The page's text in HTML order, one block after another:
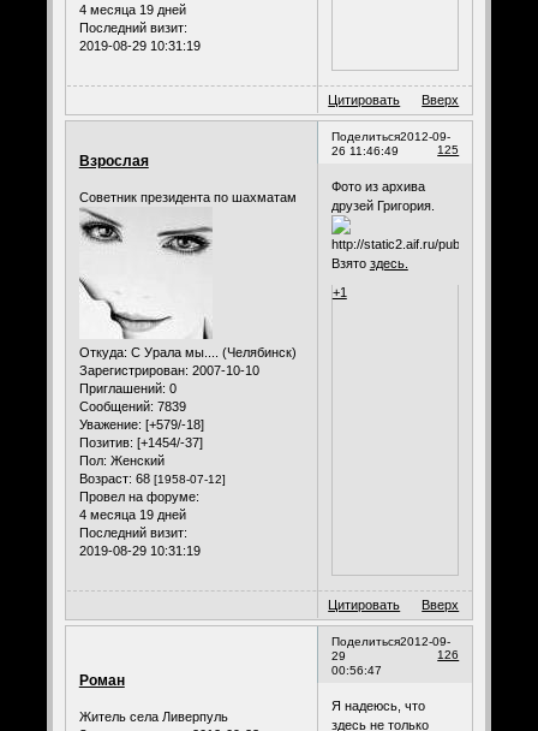
4 месяца 19 дней
Последний визит:
2019-08-29 10:31:19
Цитировать Вверх
Поделиться
125
2012-09-
26 11:46:49
Взрослая
Советник президента по шахматам
Откуда: С Урала мы.... (Челябинск)
Зарегистрирован: 2007-10-10
Приглашений: 0
Сообщений: 7839
Уважение: [+579/-18]
Позитив: [+1454/-37]
Пол: Женский
Возраст: 68 [1958-07-12]
Провел на форуме:
4 месяца 19 дней
Последний визит:
2019-08-29 10:31:19
Фото из архива
друзей Григория.
Взято здесь.
+1
Цитировать Вверх
Поделиться
126
2012-09-
29
00:56:47
Роман
Житель села Ливерпуль
Я надеюсь, что
здесь не только